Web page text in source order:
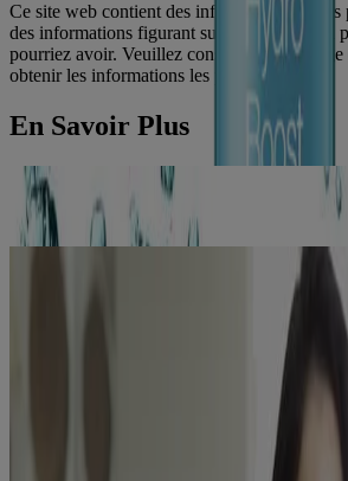
Ce site web contient des informations sur
des informations figurant sur l'emballage du
pourriez avoir. Veuillez consulter
obtenir les informations les plus récentes.
En Savoir Plus
L'hydratation — Le secret d’une peau
En savoir plus
Bienfaits de l’acide hyaluronique pour une